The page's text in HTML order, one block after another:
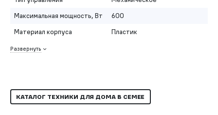
Максимальная мощность, Вт
600
Материал корпуса
Пластик
Развернуть
КАТАЛОГ ТЕХНИКИ ДЛЯ ДОМА В СЕМЕЕ